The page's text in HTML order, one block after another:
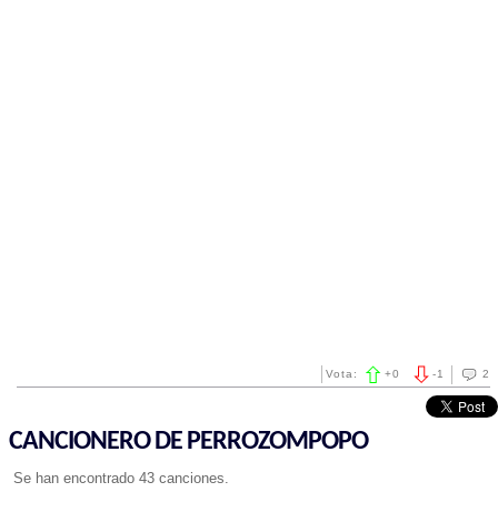
2
-1
Vota: +0
CANCIONERO DE PERROZOMPOPO
Se han encontrado 43 canciones.